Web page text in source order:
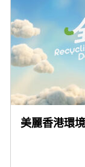
美麗香港環